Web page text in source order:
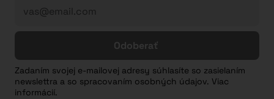
Odoberať
Zadaním svojej e-mailovej adresy súhlasíte so zasielaním
newslettra a so spracovaním osobných údajov. Viac
informácií.